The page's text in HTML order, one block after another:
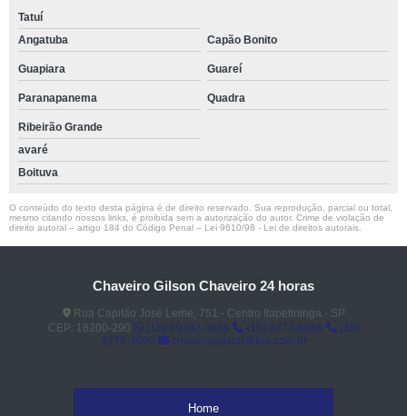
Tatuí
Angatuba
Capão Bonito
Guapiara Guareí
Paranapanema Quadra
Ribeirão Grande
avaré
Boituva
O conteúdo do texto desta página é de direito reservado. Sua reprodução, parcial ou total,
mesmo citando nossos links, é proibida sem a autorização do autor. Crime de violação de
direito autoral – artigo 184 do Código Penal – Lei 9610/98 - Lei de direitos autorais
Chaveiro Gilson Chaveiro 24 horas
Rua Capitão José Leme, 751 - Centro Itapetininga - SP
CEP: 18200-290
(15) 99782-0869 (15) 3272-6086
(15)
3275-4600
chaveirogilson@bol.com.br
Home